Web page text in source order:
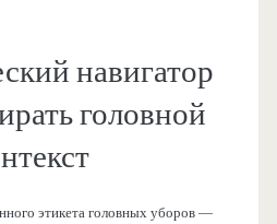
навигатор
головной
этикета головных уборов —